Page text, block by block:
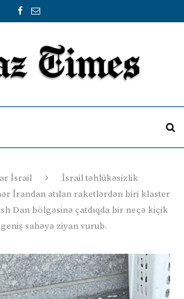
İsrail
İsrail təhlükəsizlik
İrandan atılan raketlərdən biri klaster
Dan bölgəsinə çatdıqda bir neçə kiçik
sahəyə ziyan vurub.